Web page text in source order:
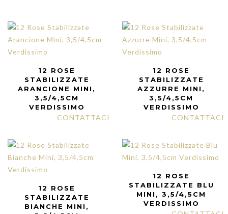
12 ROSE
STABILIZZATE
ARANCIONE MINI,
3,5/4,5CM
VERDISSIMO
CONTATTACI
12 ROSE
STABILIZZATE
AZZURRE MINI,
3,5/4,5CM
VERDISSIMO
CONTATTACI
12 ROSE
STABILIZZATE
BIANCHE MINI,
12 ROSE
STABILIZZATE BLU
MINI, 3,5/4,5CM
VERDISSIMO